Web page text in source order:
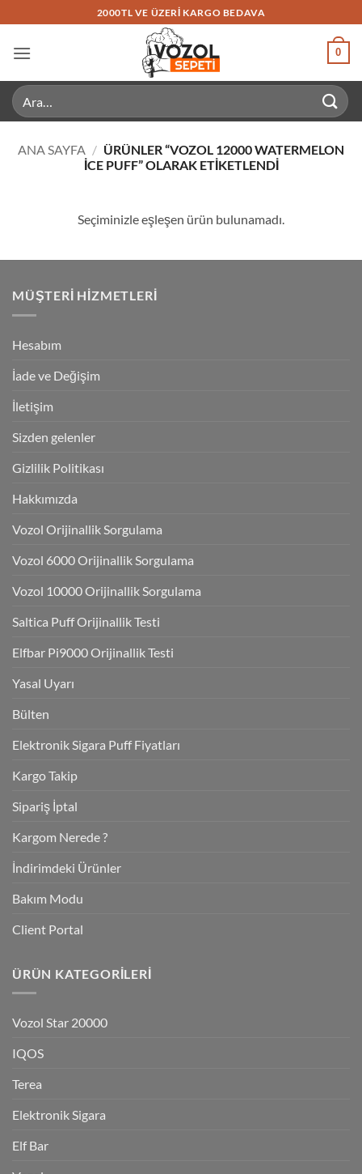
atla
2000TL VE ÜZERI KARGO BEDAVA
0
Ara:
ANA SAYFA / ÜRÜNLER “VOZOL 12000 WATERMELON
ICE PUFF” OLARAK ETIKETLENDI
Seçiminizle eşleşen ürün bulunamadı.
MÜŞTERI HIZMETLERI
Hesabım
İade ve Değişim
İletişim
Sizden gelenler
Gizlilik Politikası
Hakkımızda
Vozol Orijinallik Sorgulama
Vozol 6000 Orijinallik Sorgulama
Vozol 10000 Orijinallik Sorgulama
Saltica Puff Orijinallik Testi
Elfbar Pi9000 Orijinallik Testi
Yasal Uyarı
Bülten
Elektronik Sigara Puff Fiyatları
Kargo Takip
Sipariş İptal
Kargom Nerede ?
İndirimdeki Ürünler
Bakım Modu
Client Portal
ÜRÜN KATEGORILERI
Vozol Star 20000
IQOS
Terea
Elektronik Sigara
Elf Bar